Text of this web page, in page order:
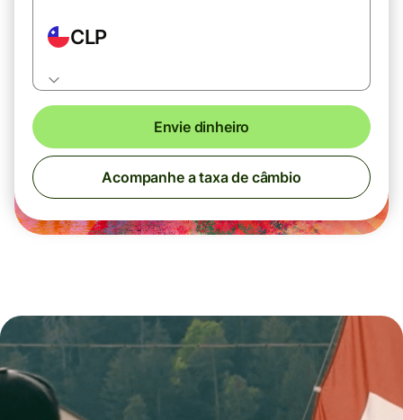
CLP
Envie dinheiro
Acompanhe a taxa de câmbio